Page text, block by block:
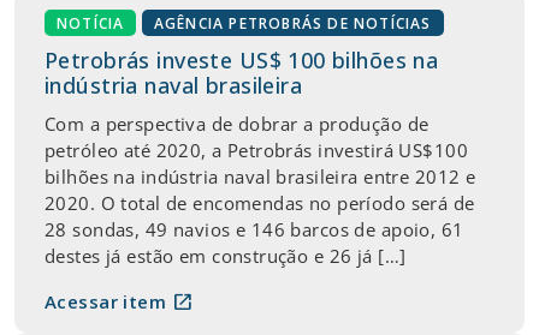
NOTÍCIA AGÊNCIA PETROBRÁS DE NOTÍCIAS
Petrobrás investe US$ 100 bilhões na
indústria naval brasileira
Com a perspectiva de dobrar a produção de
petróleo até 2020, a Petrobrás investirá US$100
bilhões na indústria naval brasileira entre 2012 e
2020. O total de encomendas no período será de
28 sondas, 49 navios e 146 barcos de apoio, 61
destes já estão em construção e 26 já […]
Acessar item open_in_new